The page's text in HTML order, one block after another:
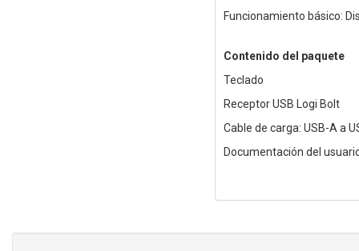
Funcionamiento básico:
Contenido del paquete
Teclado
Receptor USB Logi Bolt
Cable de carga: USB-A a
Documentación del